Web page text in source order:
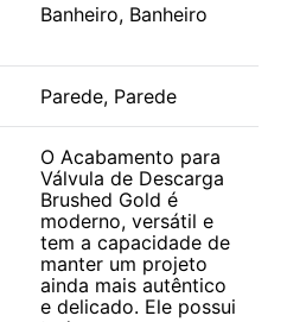
Banheiro, Banheiro
Parede, Parede
O Acabamento para
Válvula de Descarga
Brushed Gold é
moderno, versátil e
tem a capacidade de
manter um projeto
ainda mais autêntico
e delicado. Ele possui